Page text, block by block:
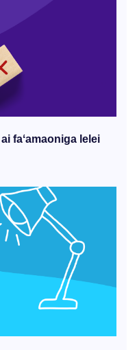
faʻamaoniga lelei